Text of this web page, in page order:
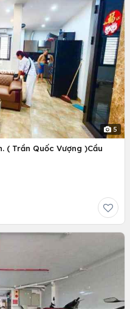
5
( Trần Quốc Vượng )Cầu